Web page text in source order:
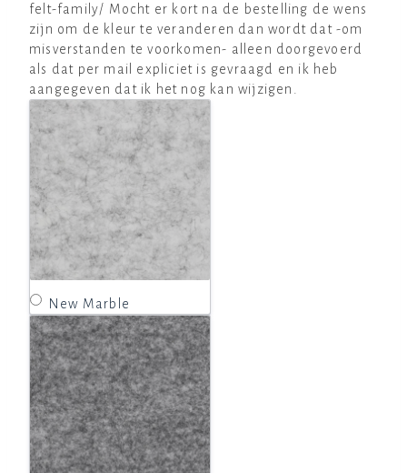
felt-family/ Mocht er kort na de bestelling de wens
zijn om de kleur te veranderen dan wordt dat -om
misverstanden te voorkomen- alleen doorgevoerd
als dat per mail expliciet is gevraagd en ik heb
aangegeven dat ik het nog kan wijzigen.
New Marble